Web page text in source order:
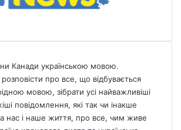
Канади українською мовою.
про все, що відбувається
мовою, зібрати усі найважливіші
повідомлення, які так чи інакше
нас і наше життя, про все, чим живе